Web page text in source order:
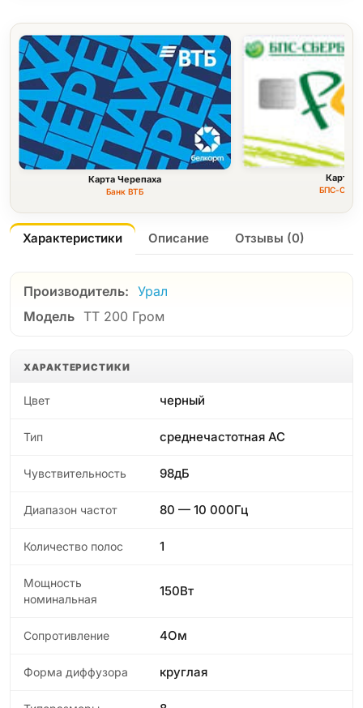
Карта Черепаха
Банк ВТБ
Карта
БПС-
Характеристики Описание Отзывы (0)
Производитель: Урал
Модель ТТ 200 Гром
ХАРАКТЕРИСТИКИ
Цвет черный
Тип среднечастотная АС
Чувствительность 98дБ
Диапазон частот 80 — 10 000Гц
Количество полос 1
Мощность
номинальная
150Вт
Сопротивление 4Ом
Форма диффузора круглая